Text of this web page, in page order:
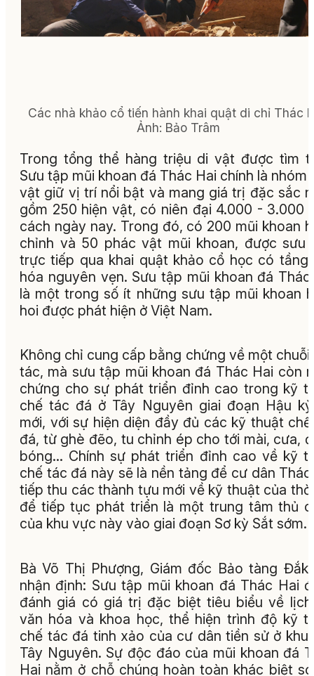
Các nhà khảo cổ tiến hành khai quật di chỉ Thác
Ảnh: Bảo Trâm
Trong tổng thể hàng triệu di vật được tìm
Sưu tập mũi khoan đá Thác Hai chính là nhóm
vật giữ vị trí nổi bật và mang giá trị đặc sắc
gồm 250 hiện vật, có niên đại 4.000 - 3.000
cách ngày nay. Trong đó, có 200 mũi khoan
chỉnh và 50 phác vật mũi khoan, được sưu
trực tiếp qua khai quật khảo cổ học có tầng
hóa nguyên vẹn. Sưu tập mũi khoan đá Thác
là một trong số ít những sưu tập mũi khoan
hoi được phát hiện ở Việt Nam.
Không chỉ cung cấp bằng chứng về một chuỗi
tác, mà sưu tập mũi khoan đá Thác Hai còn
chứng cho sự phát triển đỉnh cao trong kỹ
chế tác đá ở Tây Nguyên giai đoạn Hậu
mới, với sự hiện diện đầy đủ các kỹ thuật
đá, từ ghè đẽo, tu chỉnh ép cho tới mài, cưa,
bóng... Chính sự phát triển đỉnh cao về kỹ
chế tác đá này sẽ là nền tảng để cư dân
tiếp thu các thành tựu mới về kỹ thuật của
để tiếp tục phát triển là một trung tâm thủ
của khu vực này vào giai đoạn Sơ kỳ Sắt sớm.
Bà Võ Thị Phượng, Giám đốc Bảo tàng Đắk
nhận định: Sưu tập mũi khoan đá Thác Hai
đánh giá có giá trị đặc biệt tiêu biểu về
văn hóa và khoa học, thể hiện trình độ kỹ
chế tác đá tinh xảo của cư dân tiền sử ở khu
Tây Nguyên. Sự độc đáo của mũi khoan đá
Hai nằm ở chỗ chúng hoàn toàn khác biệt